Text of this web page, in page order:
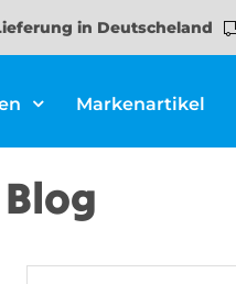
in Deutscheland
Markenartikel